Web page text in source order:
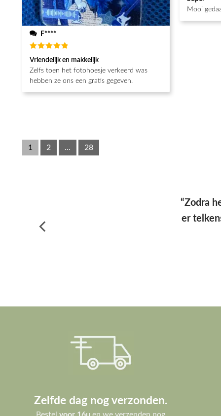
F****
Waardering
5 uit 5
Vriendelijk en makkelijk
Zelfs toen het fotohoesje verkeerd was
hebben ze ons een gratis gegeven.
5uit 5
Mooi
1 2 ... 28
Bestel voor 16u en we verzenden nog
dezelfde dag!